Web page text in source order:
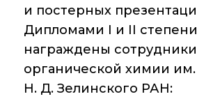
Контакты
Основные
направления
деятельности
и постерных
Дипломами I и II
награждены
органической химии им.
Н. Д. Зелинского РАН: